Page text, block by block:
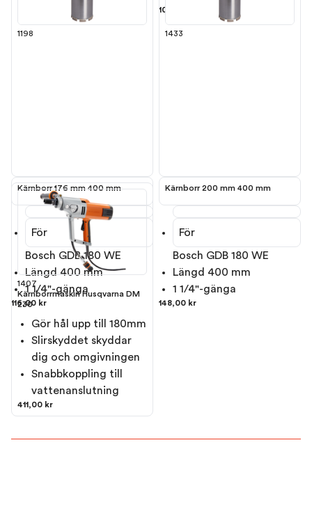
104,00 kr
1198
Kärnborr 176 mm 400 mm
För
Bosch GDB 180 WE
Längd 400 mm
1 1/4"-gänga
116,00 kr
1433
Kärnborr 200 mm 400 mm
För
Bosch GDB 180 WE
Längd 400 mm
1 1/4"-gänga
148,00 kr
1407
Kärnborrmaskin Husqvarna DM
230
Gör hål upp till 180mm
Slirskyddet skyddar
dig och omgivningen
Snabbkoppling till
vattenanslutning
411,00 kr